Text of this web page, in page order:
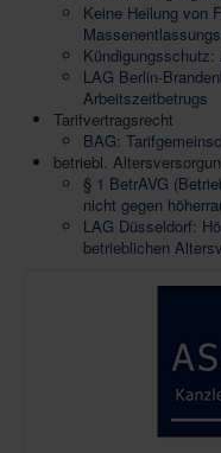
Keine Heilung von
Kündigungsschutz:
LAG Berlin-
Arbeitszeitbetrugs
Tarifvertragsrecht
BAG:
betriebl.
§ 1 BetrAVG
nicht gegen
LAG Düsseldorf:
betrieblichen